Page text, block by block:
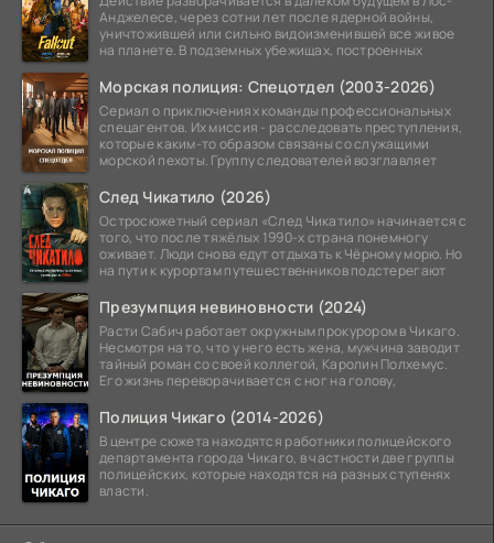
Анджелесе, через сотни лет после ядерной войны,
уничтожившей или сильно видоизменившей все живое
на планете. В подземных убежищах, построенных
Морская полиция: Спецотдел (2003-2026)
Сериал о приключениях команды профессиональных
спецагентов. Их миссия - расследовать преступления,
которые каким-то образом связаны со служащими
морской пехоты. Группу следователей возглавляет
След Чикатило (2026)
Остросюжетный сериал «След Чикатило» начинается с
того, что после тяжёлых 1990-х страна понемногу
оживает. Люди снова едут отдыхать к Чёрному морю. Но
на пути к курортам путешественников подстерегают
Презумпция невиновности (2024)
Расти Сабич работает окружным прокурором в Чикаго.
Несмотря на то, что у него есть жена, мужчина заводит
тайный роман со своей коллегой, Каролин Полхемус.
Его жизнь переворачивается с ног на голову,
Полиция Чикаго (2014-2026)
В центре сюжета находятся работники полицейского
департамента города Чикаго, в частности две группы
полицейских, которые находятся на разных ступенях
власти.